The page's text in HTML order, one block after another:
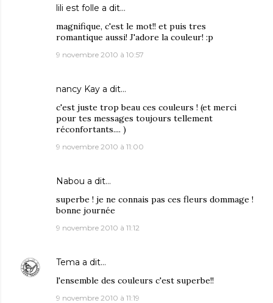
lili est folle a dit…
magnifique, c'est le mot!! et puis tres
romantique aussi! J'adore la couleur! :p
9 novembre 2010 à 10:57
nancy Kay a dit…
c'est juste trop beau ces couleurs ! (et merci
pour tes messages toujours tellement
réconfortants.... )
9 novembre 2010 à 11:00
Nabou a dit…
superbe ! je ne connais pas ces fleurs dommage !
bonne journée
9 novembre 2010 à 11:12
Tema a dit…
l'ensemble des couleurs c'est superbe!!
9 novembre 2010 à 11:19